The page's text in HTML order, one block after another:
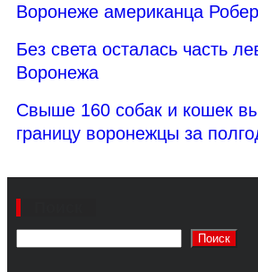
Воронеже американца
Без света осталась часть
Воронежа
Свыше 160 собак и кошек
границу воронежцы за
Поиск